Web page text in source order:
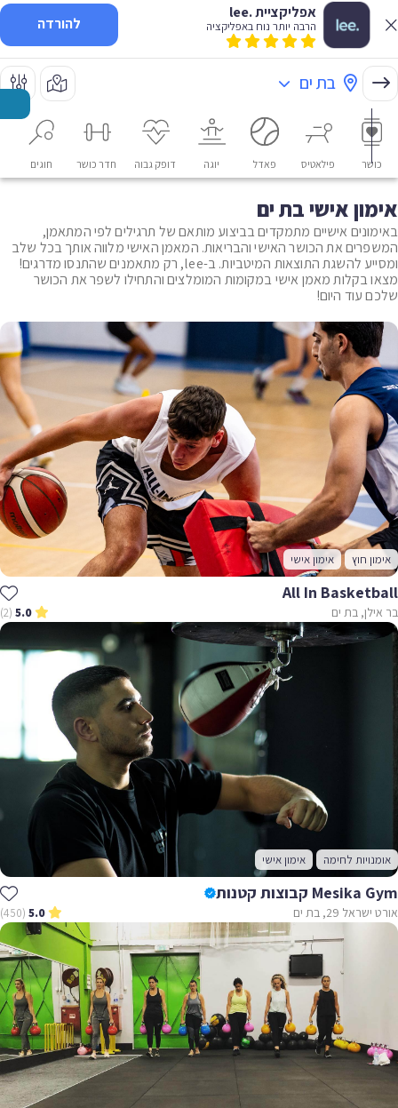
אפליקציית .lee
הרבה יותר נוח באפליקציה להורדה
בת ים
כושר פילאטיס פאדל יוגה דופק גבוה חדר כושר חוגים
אימון אישי בת ים
באימונים אישיים מתמקדים בביצוע מותאם של תרגילים לפי המתאמן,
המשפרים את הכושר האישי והבריאות. המאמן האישי מלווה אותך בכל שלב
ומסייע להשגת התוצאות המיטביות. ב-lee, רק מתאמנים שהתנסו מדרגים!
מצאו בקלות מאמן אישי במקומות המומלצים והתחילו לשפר את הכושר
שלכם עוד היום!
אימון חוץ אימון אישי
All In Basketball
בר אילן, בת ים 5.0
(2)
אומנויות לחימה אימון אישי
Mesika Gym קבוצות קטנות
אורט ישראל 29, בת ים 5.0
(450)